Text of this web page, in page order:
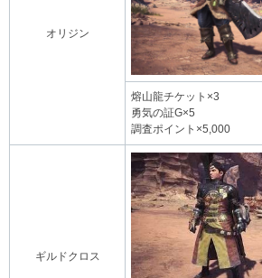
オリジン
熔山龍チケット×3
勇気の証G×5
調査ポイント×5,000
ギルドクロス